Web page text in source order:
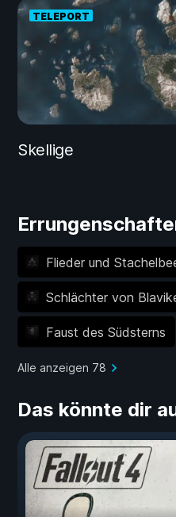
TELEPORT
Skellige
Flieder und
Schlächter von
Faust des Südsterns
Alle anzeigen 78
Das könnte dir